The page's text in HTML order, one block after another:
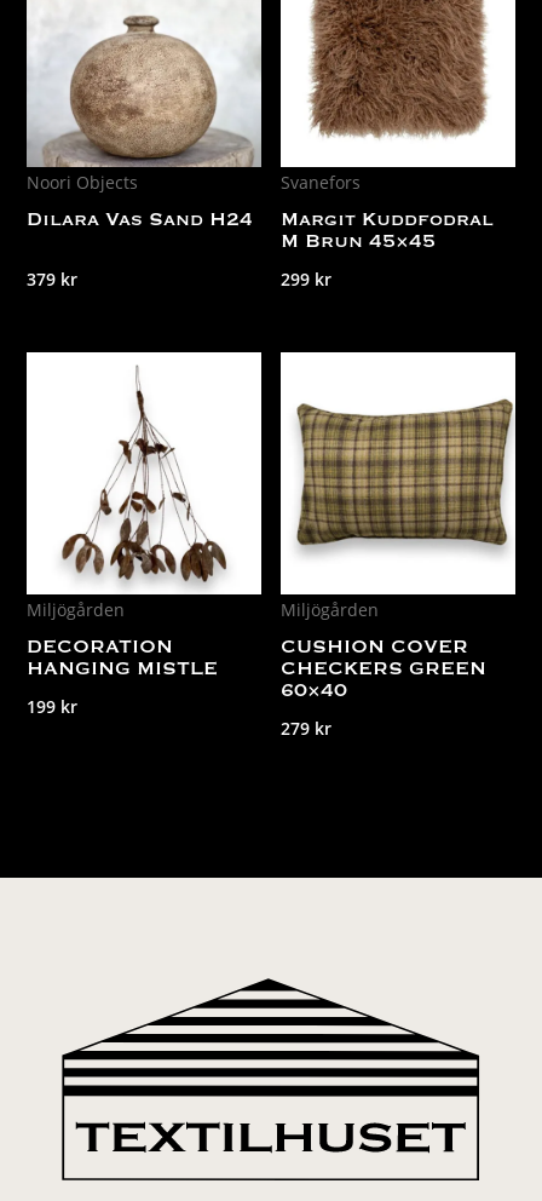
Noori Objects
Dilara Vas Sand H24
379 kr
Svanefors
Margit Kuddfodral
M Brun 45×45
299 kr
Miljögården
DECORATION
HANGING MISTLE
199 kr
Miljögården
CUSHION COVER
CHECKERS GREEN
60×40
279 kr